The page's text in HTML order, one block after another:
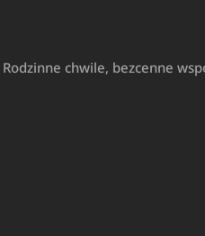
Rodzinne chwile, bezcenne